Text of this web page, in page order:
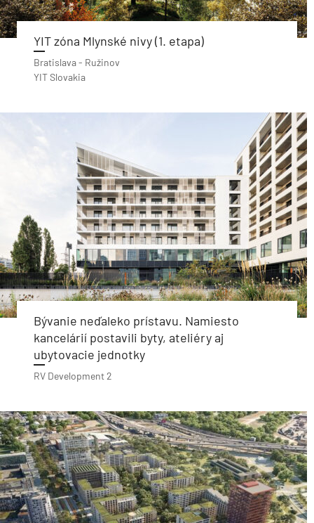
YIT zóna Mlynské nivy (1. etapa)
Bratislava - Ružinov
YIT Slovakia
Bývanie neďaleko prístavu. Namiesto
kancelárií postavili byty, ateliéry aj
ubytovacie jednotky
RV Development 2